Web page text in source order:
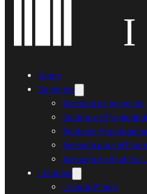
Home
Servicios
Asesoría de Inversión
Gestión de
Renta de Propiedades
Asesoría para el
Asesoría en Asuntos
Listados
Listado Miami